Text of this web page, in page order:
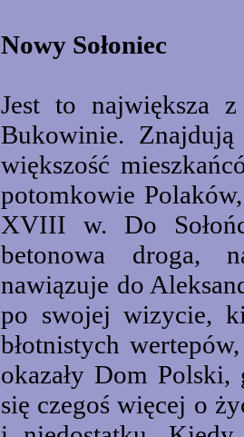
Nowy Sołoniec
Jest to największa
Bukowinie.
większość
potomkowie
XVIII w. Do
betonowa droga,
nawiązuje do
po swojej wizycie,
błotnistych
okazały Dom
się czegoś więcej o